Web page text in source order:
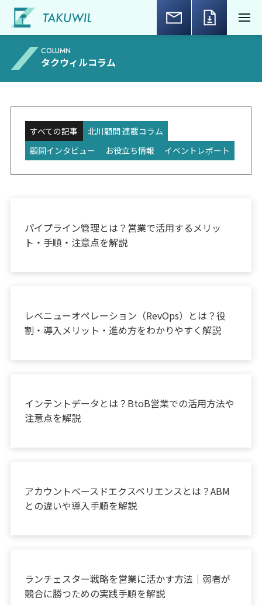
COLUMN
タクウィルコラム
すべての記事
北川顧問 連載コラム
顧問インタビュー
お役立ち情報 イベントレポート
パイプライン管理とは？営業で活用するメリッ
ト・手順・注意点を解説
レベニューオペレーション（RevOps）とは？役
割・導入メリット・進め方をわかりやすく解説
インテントデータとは？BtoB営業での活用方法や
注意点を解説
アカウントベースドエクスペリエンスとは？ABM
との違いや導入手順を解説
ランチェスター戦略を営業に活かす方法｜弱者が
競合に勝つための実践手順を解説